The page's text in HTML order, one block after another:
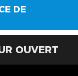
DE
OUVERT